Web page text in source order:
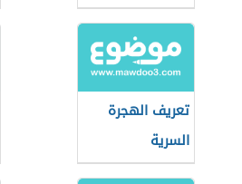
تعريف الهجرة
السرية